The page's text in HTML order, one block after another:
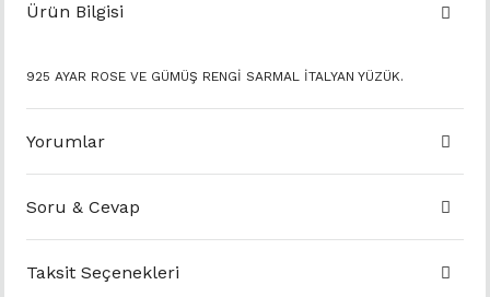
Ürün Bilgisi
925 AYAR ROSE VE GÜMÜŞ RENGİ SARMAL İTALYAN YÜZÜK.
Yorumlar
Soru & Cevap
Taksit Seçenekleri